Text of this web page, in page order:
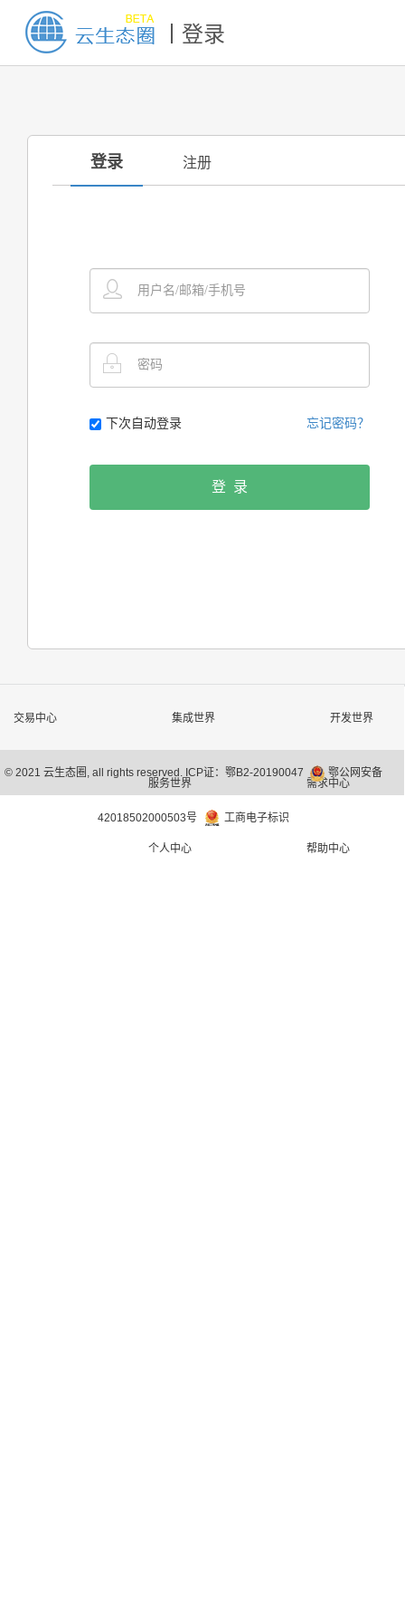
登录
登录 注册
用户名/邮箱/手机号
密码
下次自动登录 忘记密码？
登 录
交易中心 集成世界 开发世界
服务世界 需求中心
个人中心 帮助中心
© 2021 云生态圈, all rights reserved. ICP证：鄂B2-20190047 鄂公网安备
42018502000503号 工商电子标识